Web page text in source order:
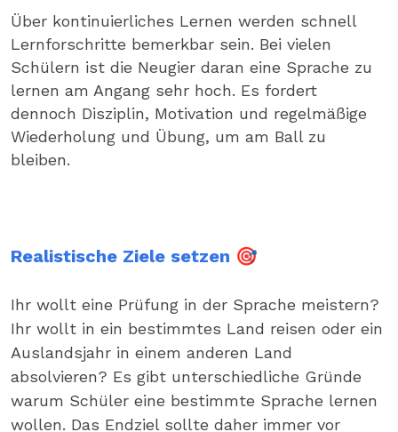
Über kontinuierliches Lernen werden schnell
Lernforschritte bemerkbar sein. Bei vielen
Schülern ist die Neugier daran eine Sprache zu
lernen am Angang sehr hoch. Es fordert
dennoch Disziplin, Motivation und regelmäßige
Wiederholung und Übung, um am Ball zu
bleiben.
Realistische Ziele setzen 🎯
Ihr wollt eine Prüfung in der Sprache meistern?
Ihr wollt in ein bestimmtes Land reisen oder ein
Auslandsjahr in einem anderen Land
absolvieren? Es gibt unterschiedliche Gründe
warum Schüler eine bestimmte Sprache lernen
wollen. Das Endziel sollte daher immer vor